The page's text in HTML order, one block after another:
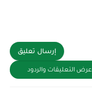
إرسال تعليق
عرض التعليقات والردود